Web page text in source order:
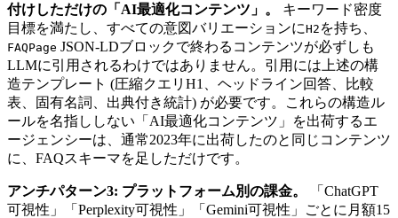
付けしただけの「AI最適化コンテンツ」。
キーワード密度
目標を満たし、すべての意図バリエーションにH2 を持ち、
FAQPage JSON-LDブロックで終わるコンテンツが必ずしも
LLMに引用されるわけではありません。引用には上述の構
造テンプレート (圧縮クエリH1、ヘッドライン回答、比較
表、固有名詞、出典付き統計) が必要です。これらの構造ル
ールを名指ししない「AI最適化コンテンツ」を出荷するエ
ージェンシーは、通常2023年に出荷したのと同じコンテンツ
に、FAQスキーマを足しただけです。
アンチパターン3: プラットフォーム別の課金。
「ChatGPT
可視性」「Perplexity可視性」「Gemini可視性」ごとに月額15